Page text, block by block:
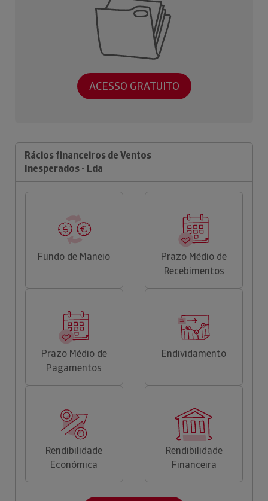
ACESSO GRATUITO
Rácios financeiros de Ventos
Inesperados - Lda
Fundo de Maneio
Prazo Médio de
Recebimentos
Prazo Médio de
Pagamentos
Endividamento
Rendibilidade
Económica
Rendibilidade
Financeira